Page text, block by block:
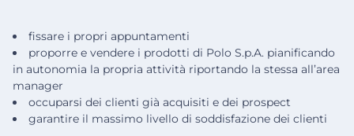
fissare i propri appuntamenti
proporre e vendere i prodotti di Polo S.p.A. pianificando
in autonomia la propria attività riportando la stessa all’area
manager
occuparsi dei clienti già acquisiti e dei prospect
garantire il massimo livello di soddisfazione dei clienti